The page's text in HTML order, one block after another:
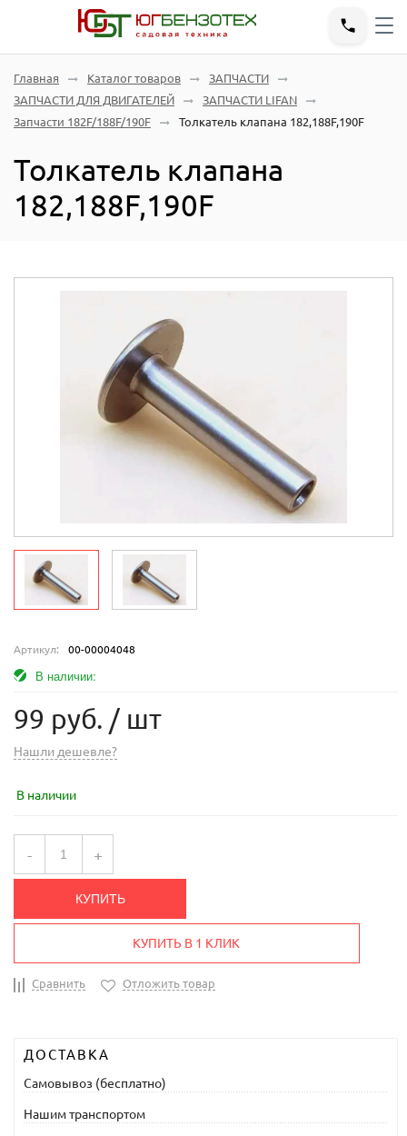
Главная Каталог товаров
ЗАПЧАСТИ
ЗАПЧАСТИ ДЛЯ ДВИГАТЕЛЕЙ
ЗАПЧАСТИ LIFAN
Запчасти 182F/188F/190F
Толкатель клапана 182,188F,190F
Толкатель клапана
182,188F,190F
Артикул: 00-00004048
В наличии:
99 руб. / шт
Нашли дешевле?
В наличии
- +
КУПИТЬ
КУПИТЬ В 1 КЛИК
Сравнить Отложить товар
ДОСТАВКА
Самовывоз (бесплатно)
Нашим транспортом